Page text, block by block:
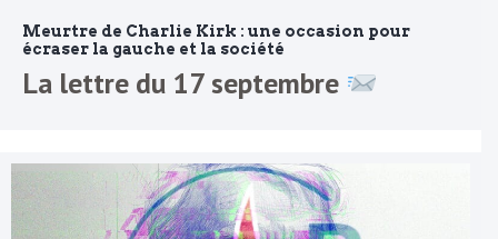
Meurtre de Charlie Kirk : une occasion pour
écraser la gauche et la société
La lettre du 17 septembre